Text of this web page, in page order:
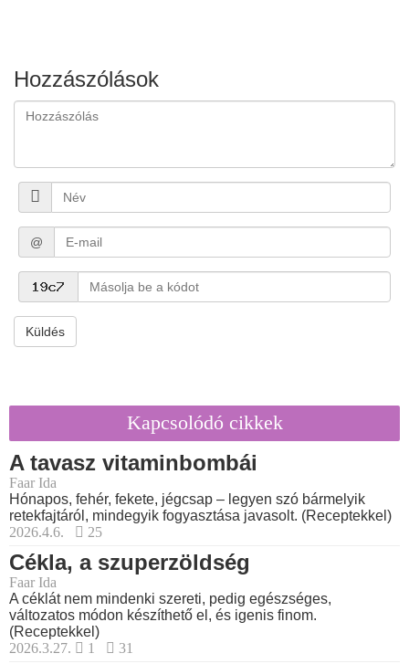
Hozzászólások
@
Küldés
Kapcsolódó cikkek
A tavasz vitaminbombái
Faar Ida
Hónapos, fehér, fekete, jégcsap – legyen szó bármelyik
retekfajtáról, mindegyik fogyasztása javasolt. (Receptekkel)
2026.4.6.
25
Cékla, a szuperzöldség
Faar Ida
A céklát nem mindenki szereti, pedig egészséges,
változatos módon készíthető el, és igenis finom.
(Receptekkel)
2026.3.27.
1 31